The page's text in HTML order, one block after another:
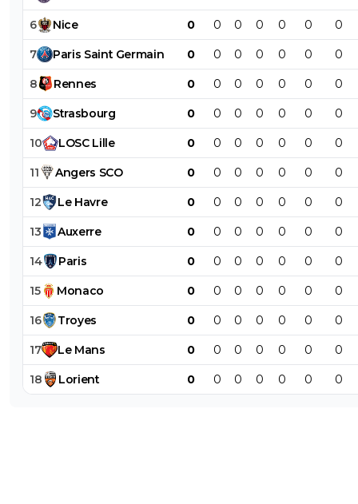
6 Nice 0 0 0 0 0 0 0
7 Paris Saint Germain 0 0 0 0 0 0 0
8 Rennes 0 0 0 0 0 0 0
9 Strasbourg 0 0 0 0 0 0 0
10 LOSC Lille 0 0 0 0 0 0 0
11 Angers SCO 0 0 0 0 0 0 0
12 Le Havre 0 0 0 0 0 0 0
13 Auxerre 0 0 0 0 0 0 0
14 Paris 0 0 0 0 0 0 0
15 Monaco 0 0 0 0 0 0 0
16 Troyes 0 0 0 0 0 0 0
17 Le Mans 0 0 0 0 0 0 0
18 Lorient 0 0 0 0 0 0 0